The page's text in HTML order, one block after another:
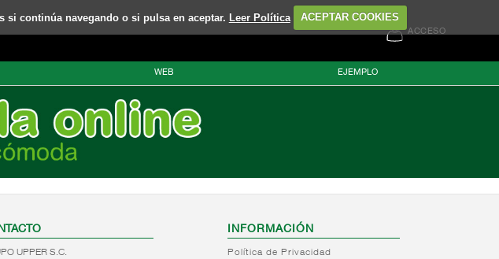
continúa navegando o si pulsa en aceptar. Leer Política ACEPTAR COOKIES
ACCESO
WEB EJEMPLO
UPPER S.C.
INFORMACIÓN
Política de Privacidad